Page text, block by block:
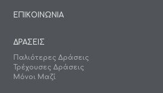
ΕΠΙΚΟΙΝΩΝΙΑ
ΔΡΑΣΕΙΣ
Παλιότερες Δράσεις
Τρέχουσες Δράσεις
Μόνοι Μαζί